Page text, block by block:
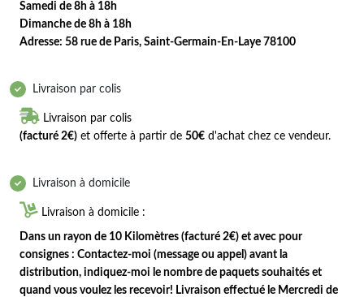
Samedi de 8h à 18h
Dimanche de 8h à 18h
Adresse: 58 rue de Paris, Saint-Germain-En-Laye 78100
Livraison par colis
 Livraison par colis
(facturé 2€) et offerte à partir de 50€ d'achat chez ce vendeur.
Livraison à domicile
 Livraison à domicile :
Dans un rayon de 10 Kilomètres (facturé 2€) et avec pour
consignes : Contactez-moi (message ou appel) avant la
distribution, indiquez-moi le nombre de paquets souhaités et
quand vous voulez les recevoir! Livraison effectué le Mercredi de